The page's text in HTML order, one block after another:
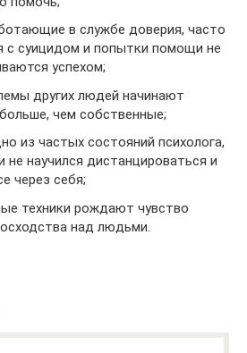
в службе доверия, часто
с суицидом и попытки помощи не
успехом;
других людей начинают
чем собственные;
из частых состояний психолога,
не научился дистанцироваться и
через себя;
техники рождают чувство
над людьми.